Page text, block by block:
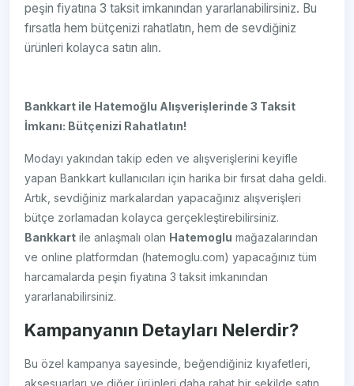
peşin fiyatına 3 taksit imkanından yararlanabilirsiniz. Bu
fırsatla hem bütçenizi rahatlatın, hem de sevdiğiniz
ürünleri kolayca satın alın.
Bankkart ile Hatemoğlu Alışverişlerinde 3 Taksit
İmkanı: Bütçenizi Rahatlatın!
Modayı yakından takip eden ve alışverişlerini keyifle
yapan Bankkart kullanıcıları için harika bir fırsat daha geldi.
Artık, sevdiğiniz markalardan yapacağınız alışverişleri
bütçe zorlamadan kolayca gerçekleştirebilirsiniz.
Bankkart ile anlaşmalı olan Hatemoglu mağazalarından
ve online platformdan (hatemoglu.com) yapacağınız tüm
harcamalarda peşin fiyatına 3 taksit imkanından
yararlanabilirsiniz.
Kampanyanın Detayları Nelerdir?
Bu özel kampanya sayesinde, beğendiğiniz kıyafetleri,